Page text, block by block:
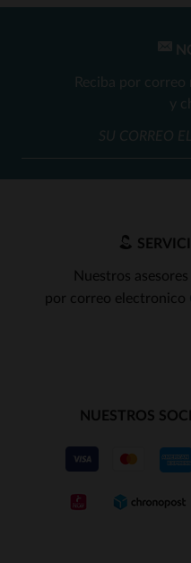
TALLAS DISPONIBLES
S
Reciba por
y
Nuestros
por correo electronico
NUESTROS